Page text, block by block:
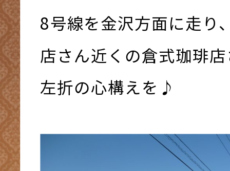
8号線を金沢方面に走り
店さん近くの倉式珈琲
左折の心構えを♪